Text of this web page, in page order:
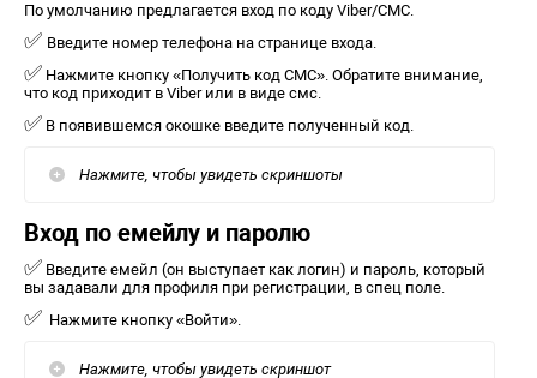
По умолчанию предлагается вход по коду Viber/СМС.
✅ Введите номер телефона на странице входа.
✅ Нажмите кнопку «Получить код СМС». Обратите внимание,
что код приходит в Viber или в виде смс.
✅ В появившемся окошке введите полученный код.
Нажмите, чтобы увидеть скриншоты
Вход по емейлу и паролю
✅ Введите емейл (он выступает как логин) и пароль, который
вы задавали для профиля при регистрации, в спец поле.
✅ Нажмите кнопку «Войти».
Нажмите, чтобы увидеть скриншот